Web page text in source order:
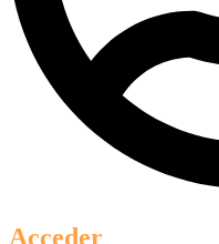
Acceder